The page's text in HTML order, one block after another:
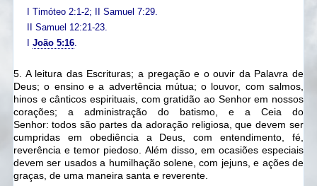
I Timóteo 2:1-2; II Samuel 7:29.
II Samuel 12:21-23.
João 5:16.
5. A leitura das Escrituras; a pregação e o ouvir da Palavra de
Deus; o ensino e a advertência mútua; o louvor, com salmos,
hinos e cânticos espirituais, com gratidão ao Senhor em nossos
corações;
a administração do batismo,
e a Ceia do
Senhor: todos são partes da adoração religiosa, que devem ser
cumpridas em obediência a Deus, com entendimento, fé,
reverência e temor piedoso. Além disso, em ocasiões especiais
devem ser usados a humilhação solene, com jejuns, e ações de
graças, de uma maneira santa e reverente.